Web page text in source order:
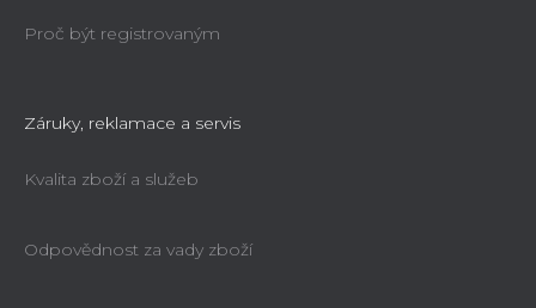
Proč být registrovaným
Záruky, reklamace a servis
Kvalita zboží a služeb
Odpovědnost za vady zboží